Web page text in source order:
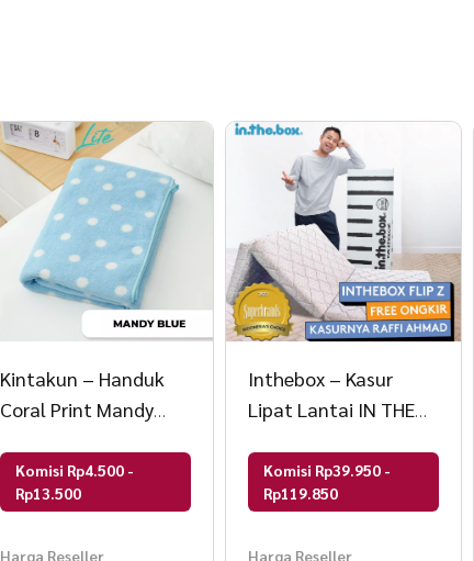
Kintakun – Handuk
Coral Print Mandy
Komisi Rp4.500 -
Rp13.500
Harga Reseller
Inthebox – Kasur
Lipat Lantai IN THE
bantal & tas kasur
lipat F388FZ-LL2P-
Komisi Rp39.950 -
Rp119.850
Harga Reseller